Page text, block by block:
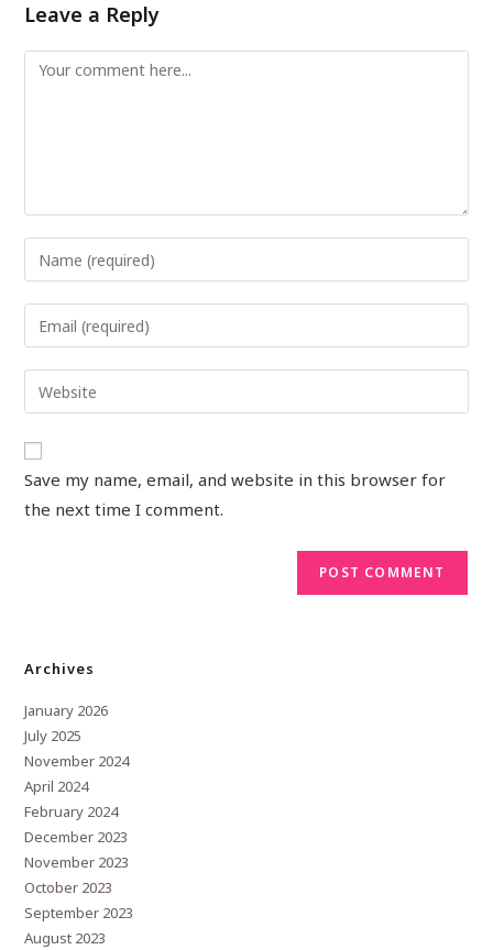
Leave a Reply
Save my name, email, and website in this browser for
the next time I comment.
Archives
January 2026
July 2025
November 2024
April 2024
February 2024
December 2023
November 2023
October 2023
September 2023
August 2023